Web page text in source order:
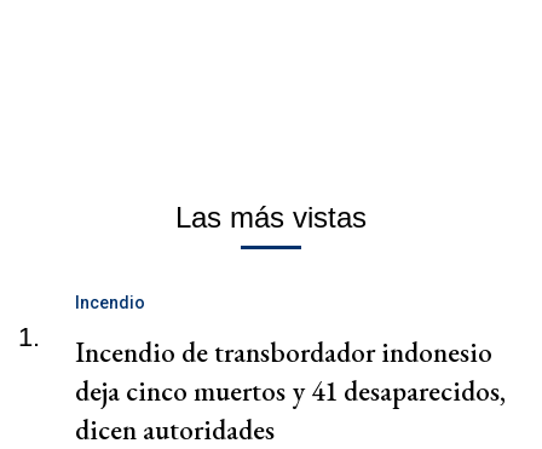
Las más vistas
1.
Incendio
Incendio de transbordador indonesio
deja cinco muertos y 41 desaparecidos,
dicen autoridades